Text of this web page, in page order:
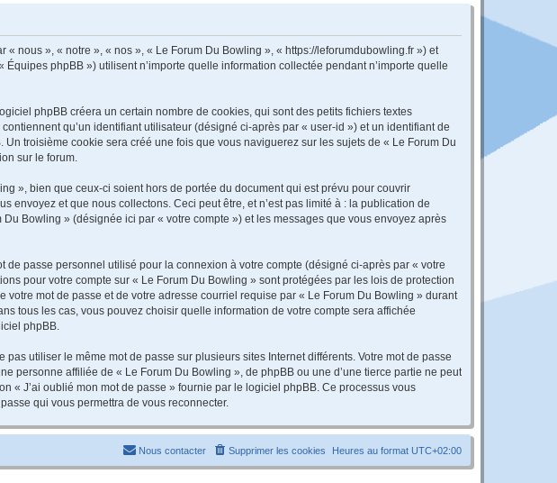
nous », « notre », « nos », « Le Forum Du Bowling », « https://leforumdubowling.fr ») et
phpBB ») utilisent n’importe quelle information collectée pendant n’importe quelle
phpBB créera un certain nombre de cookies, qui sont des petits fichiers textes
qu’un identifiant utilisateur (désigné ci-après par « user-id ») et un identifiant de
troisième cookie sera créé une fois que vous naviguerez sur les sujets de « Le Forum Du
sur le forum.
», bien que ceux-ci soient hors de portée du document qui est prévu pour couvrir
et que nous collectons. Ceci peut être, et n’est pas limité à : la publication de
Bowling » (désignée ici par « votre compte ») et les messages que vous envoyez après
passe personnel utilisé pour la connexion à votre compte (désigné ci-après par « votre
pour votre compte sur « Le Forum Du Bowling » sont protégées par les lois de protection
mot de passe et de votre adresse courriel requise par « Le Forum Du Bowling » durant
tous les cas, vous pouvez choisir quelle information de votre compte sera affichée
phpBB.
utiliser le même mot de passe sur plusieurs sites Internet différents. Votre mot de passe
personne affiliée de « Le Forum Du Bowling », de phpBB ou une d’une tierce partie ne peut
« J’ai oublié mon mot de passe » fournie par le logiciel phpBB. Ce processus vous
qui vous permettra de vous reconnecter.
Heures au format UTC+02:00
Supprimer les cookies
Nous contacter